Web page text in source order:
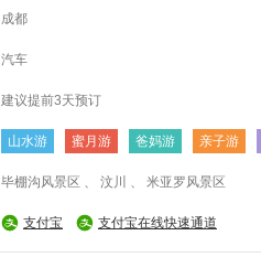
成都
汽车
建议提前3天预订
山水游 蜜月游 爸妈游 亲子游
毕棚沟风景区 、 汶川 、 米亚罗风景区
支付宝 支付宝在线快速通道